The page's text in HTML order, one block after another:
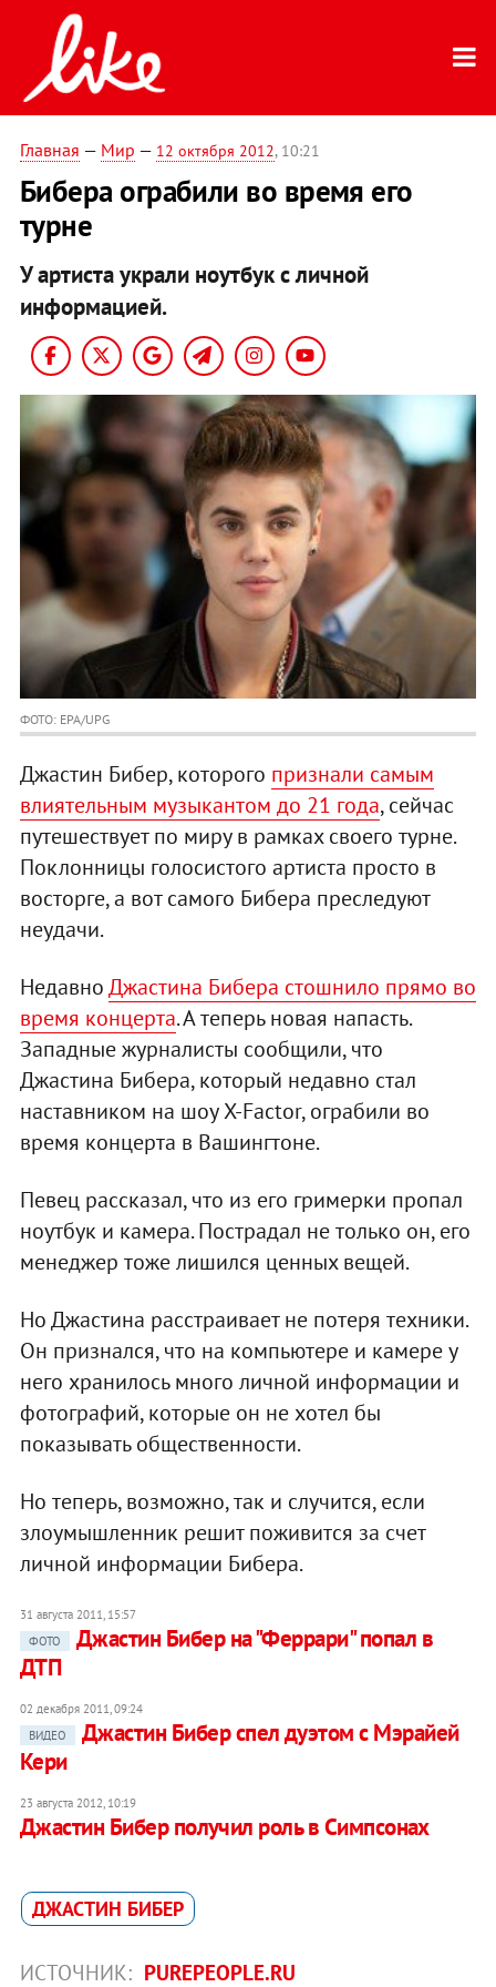
Главная — Мир — 12 октября 2012, 10:21
Бибера ограбили во время его
турне
У артиста украли ноутбук с личной
информацией.
ФОТО: EPA/UPG
Джастин Бибер, которого признали самым
влиятельным музыкантом до 21 года, сейчас
путешествует по миру в рамках своего турне.
Поклонницы голосистого артиста просто в
восторге, а вот самого Бибера преследуют
неудачи.
НедавноДжастина Бибера стошнило прямо во
время концерта. А теперь новая напасть.
Западные журналисты сообщили, что
Джастина Бибера, который недавно стал
наставником на шоу X-Factor, ограбили во
время концерта в Вашингтоне.
Певец рассказал, что из его гримерки пропал
ноутбук и камера. Пострадал не только он, его
менеджер тоже лишился ценных вещей.
Но Джастина расстраивает не потеря техники.
Он признался, что на компьютере и камере у
него хранилось много личной информации и
фотографий, которые он не хотел бы
показывать общественности.
Но теперь, возможно, так и случится, если
злоумышленник решит поживится за счет
личной информации Бибера.
31 августа 2011, 15:57
ФОТО
Джастин Бибер на "Феррари" попал в
ДТП
02 декабря 2011, 09:24
ВИДЕО
Джастин Бибер спел дуэтом с Мэрайей
Кери
23 августа 2012, 10:19
Джастин Бибер получил роль в Симпсонах
ДЖАСТИН БИБЕР
ИСТОЧНИК: PUREPEOPLE.RU